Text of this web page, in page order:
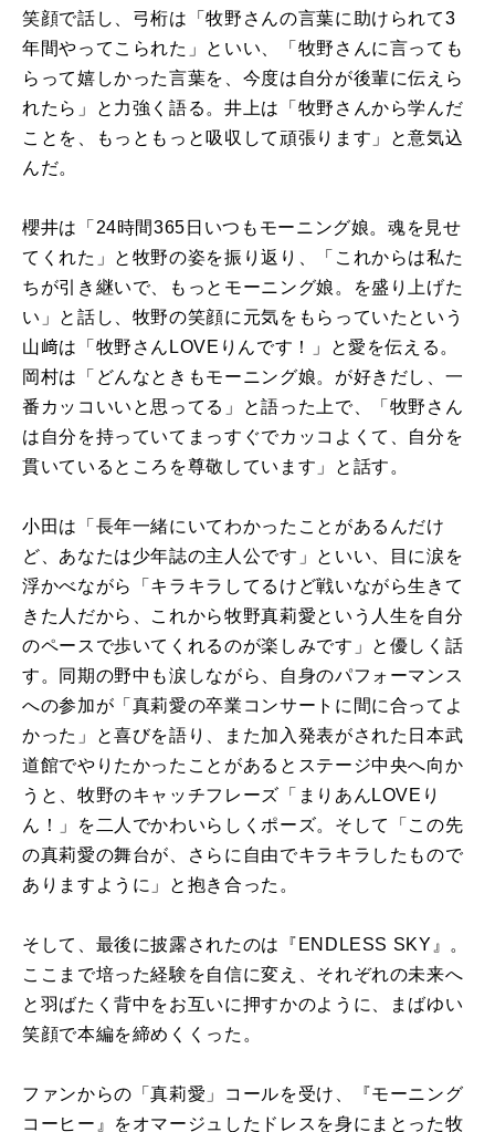
笑顔で話し、弓桁は「牧野さんの言葉に助けられて3
年間やってこられた」といい、「牧野さんに言っても
らって嬉しかった言葉を、今度は自分が後輩に伝えら
れたら」と力強く語る。井上は「牧野さんから学んだ
ことを、もっともっと吸収して頑張ります」と意気込
んだ。
櫻井は「24時間365日いつもモーニング娘。魂を見せ
てくれた」と牧野の姿を振り返り、「これからは私た
ちが引き継いで、もっとモーニング娘。を盛り上げた
い」と話し、牧野の笑顔に元気をもらっていたという
山﨑は「牧野さんLOVEりんです！」と愛を伝える。
岡村は「どんなときもモーニング娘。が好きだし、一
番カッコいいと思ってる」と語った上で、「牧野さん
は自分を持っていてまっすぐでカッコよくて、自分を
貫いているところを尊敬しています」と話す。
小田は「長年一緒にいてわかったことがあるんだけ
ど、あなたは少年誌の主人公です」といい、目に涙を
浮かべながら「キラキラしてるけど戦いながら生きて
きた人だから、これから牧野真莉愛という人生を自分
のペースで歩いてくれるのが楽しみです」と優しく話
す。同期の野中も涙しながら、自身のパフォーマンス
への参加が「真莉愛の卒業コンサートに間に合ってよ
かった」と喜びを語り、また加入発表がされた日本武
道館でやりたかったことがあるとステージ中央へ向か
うと、牧野のキャッチフレーズ「まりあんLOVEり
ん！」を二人でかわいらしくポーズ。そして「この先
の真莉愛の舞台が、さらに自由でキラキラしたもので
ありますように」と抱き合った。
そして、最後に披露されたのは『ENDLESS SKY』。
ここまで培った経験を自信に変え、それぞれの未来へ
と羽ばたく背中をお互いに押すかのように、まばゆい
笑顔で本編を締めくくった。
ファンからの「真莉愛」コールを受け、『モーニング
コーヒー』をオマージュしたドレスを身にまとった牧